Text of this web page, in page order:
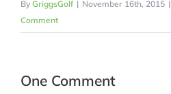
By GriggsGolf | November 16th, 2015 |
Comment
One Comment